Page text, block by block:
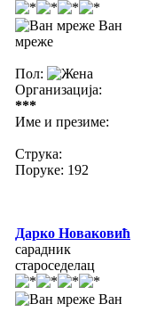
Ван
мреже
Пол:
Организација:
***
Име и презиме:
Струка:
Поруке: 192
Дарко Новаковић
сарадник
староседелац
Ван